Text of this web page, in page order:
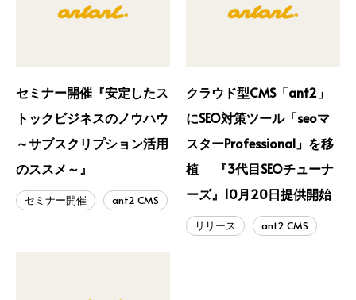
セミナー開催『安定したス
トックビジネスのノウハウ
～サブスクリプション活用
のススメ～』
セミナー開催 ant2 CMS
クラウド型CMS「ant2」
にSEO対策ツール「seoマ
スターProfessional」を移
植 『3代目SEOチューナ
ーズ』10月20日提供開始
リリース ant2 CMS